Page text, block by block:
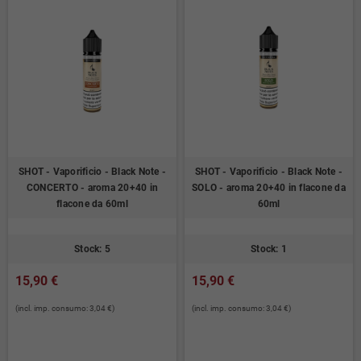
SHOT - Vaporificio - Black Note -
CONCERTO - aroma 20+40 in
flacone da 60ml
Stock: 5
15,90 €
(incl. imp. consumo: 3,04 €)
SHOT - Vaporificio - Black Note -
SOLO - aroma 20+40 in flacone da
60ml
Stock: 1
15,90 €
(incl. imp. consumo: 3,04 €)